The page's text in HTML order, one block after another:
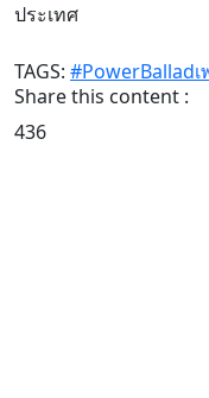
ประเทศ
TAGS: #PowerBallad
Share this content :
436